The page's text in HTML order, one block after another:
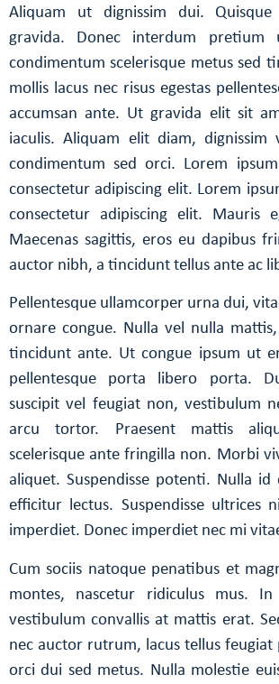
Aliquam ut dignissim dui.
gravida. Donec interdum pretium
condimentum scelerisque metus sed
mollis lacus nec risus egestas
accumsan ante. Ut gravida elit sit
iaculis. Aliquam elit diam, dignissim
condimentum sed orci. Lorem
consectetur adipiscing elit. Lorem
consectetur adipiscing elit. Mauris
Maecenas sagittis, eros eu dapibus
auctor nibh, a tincidunt tellus ante ac
Pellentesque ullamcorper urna dui,
ornare congue. Nulla vel nulla
tincidunt ante. Ut congue ipsum ut
pellentesque porta libero porta.
suscipit vel feugiat non, vestibulum
arcu tortor. Praesent mattis
scelerisque ante fringilla non. Morbi
aliquet. Suspendisse potenti. Nulla
efficitur lectus. Suspendisse ultrices
imperdiet. Donec imperdiet nec mi
Cum sociis natoque penatibus et
montes, nascetur ridiculus mus.
vestibulum convallis at mattis erat.
nec auctor rutrum, lacus tellus
orci dui sed metus. Nulla molestie